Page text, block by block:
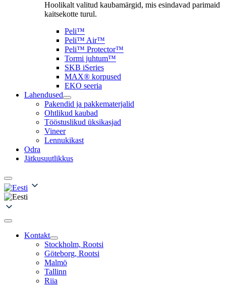
Hoolikalt valitud kaubamärgid, mis esindavad parimaid
kaitsekotte turul.
Peli™
Peli™ Air™
Peli™ Protector™
Tormi juhtum™
SKB iSeries
MAX® korpused
EKO seeria
Lahendused
Pakendid ja pakkematerjalid
Ohtlikud kaubad
Tööstuslikud üksikasjad
Vineer
Lennukikast
Odra
Jätkusuutlikkus
Kontakt
Stockholm, Rootsi
Göteborg, Rootsi
Malmö
Tallinn
Riia